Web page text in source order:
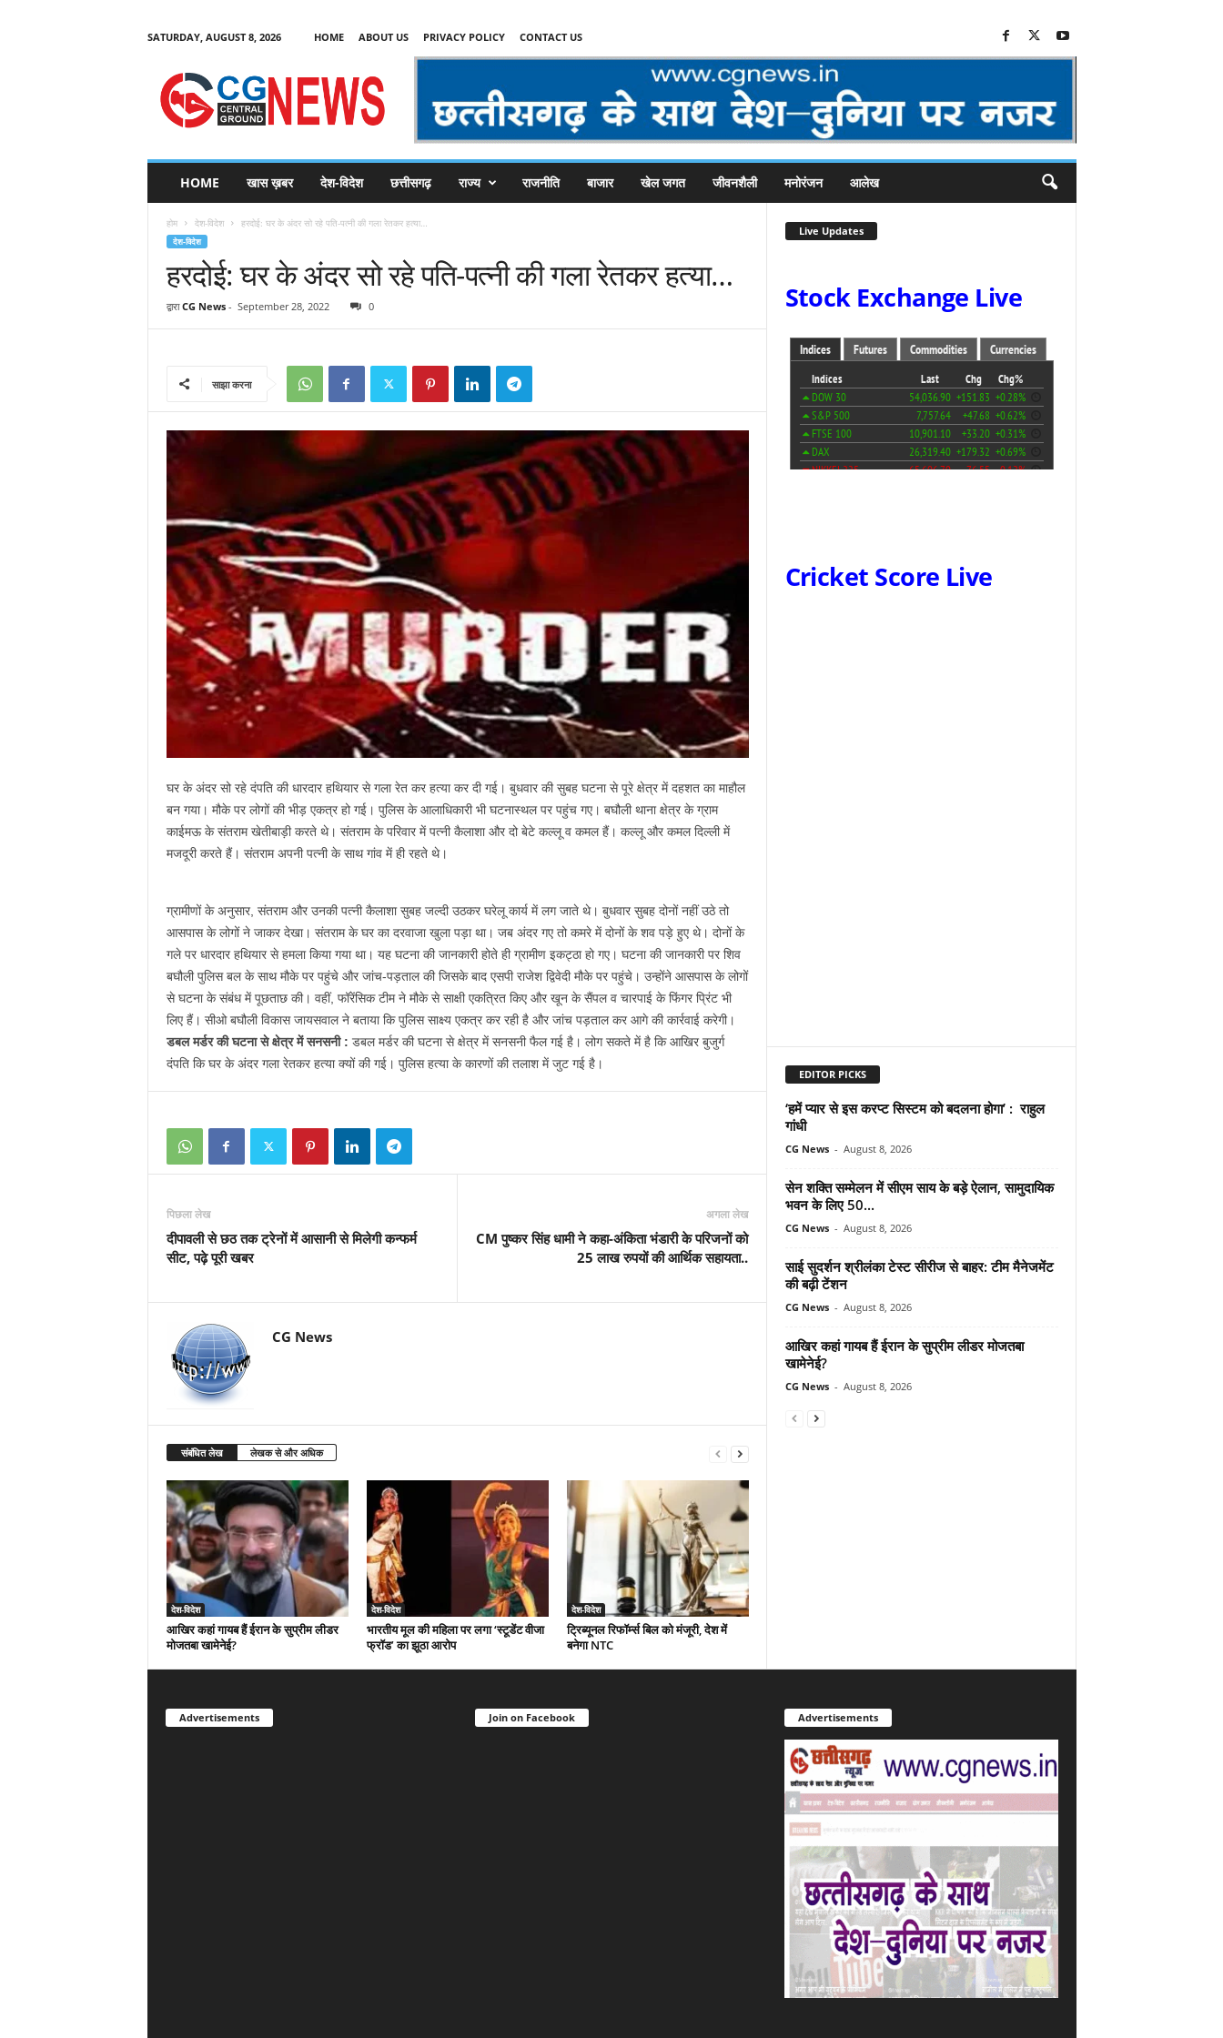
SATURDAY, AUGUST 8, 2026 HOME ABOUT US PRIVACY POLICY CONTACT US
C
HOME खास ख़बर देश-विदेश छत्तीसगढ़ राज्य राजनीति बाजार खेल जगत जीवनशैली मनोरंजन आलेख
होम देश-विदेश हरदोई: घर के अंदर सो रहे पति-पत्नी की गला रेतकर हत्या…
देश-विदेश
हरदोई: घर के अंदर सो रहे पति-पत्नी की गला रेतकर हत्या…
द्वारा CG News- September 28, 2022 0
साझा करना
घर के अंदर सो रहे दंपति की धारदार हथियार से गला रेत कर हत्या कर दी गई। बुधवार की सुबह घटना से पूरे क्षेत्र में दहशत का माहौल
बन गया। मौके पर लोगों की भीड़ एकत्र हो गई। पुलिस के आलाधिकारी भी घटनास्थल पर पहुंच गए। बघौली थाना क्षेत्र के ग्राम
काईमऊ के संतराम खेतीबाड़ी करते थे। संतराम के परिवार में पत्नी कैलाशा और दो बेटे कल्लू व कमल हैं। कल्लू और कमल दिल्ली में
मजदूरी करते हैं। संतराम अपनी पत्नी के साथ गांव में ही रहते थे।
ग्रामीणों के अनुसार, संतराम और उनकी पत्नी कैलाशा सुबह जल्दी उठकर घरेलू कार्य में लग जाते थे। बुधवार सुबह दोनों नहीं उठे तो
आसपास के लोगों ने जाकर देखा। संतराम के घर का दरवाजा खुला पड़ा था। जब अंदर गए तो कमरे में दोनों के शव पड़े हुए थे। दोनों के
गले पर धारदार हथियार से हमला किया गया था। यह घटना की जानकारी होते ही ग्रामीण इकट्ठा हो गए। घटना की जानकारी पर शिव
बघौली पुलिस बल के साथ मौके पर पहुंचे और जांच-पड़ताल की जिसके बाद एसपी राजेश द्विवेदी मौके पर पहुंचे। उन्होंने आसपास के लोगों
से घटना के संबंध में पूछताछ की। वहीं, फॉरेंसिक टीम ने मौके से साक्षी एकत्रित किए और खून के सैंपल व चारपाई के फिंगर प्रिंट भी
लिए हैं। सीओ बघौली विकास जायसवाल ने बताया कि पुलिस साक्ष्य एकत्र कर रही है और जांच पड़ताल कर आगे की कार्रवाई करेगी।
डबल मर्डर की घटना से क्षेत्र में सनसनी : डबल मर्डर की घटना से क्षेत्र में सनसनी फैल गई है। लोग सकते में है कि आखिर बुजुर्ग
दंपति कि घर के अंदर गला रेतकर हत्या क्यों की गई। पुलिस हत्या के कारणों की तलाश में जुट गई है।
पिछला लेख
दीपावली से छठ तक ट्रेनों में आसानी से मिलेगी कन्फर्म
सीट, पढ़े पूरी खबर
अगला लेख
CM पुष्कर सिंह धामी ने कहा-अंकिता भंडारी के परिजनों को
25 लाख रुपयों की आर्थिक सहायता..
CG News
संबंधित लेख लेखक से और अधिक
देश-विदेश
आखिर कहां गायब हैं ईरान के सुप्रीम लीडर
मोजतबा खामेनेई?
देश-विदेश
भारतीय मूल की महिला पर लगा ‘स्टूडेंट वीजा
फ्रॉड’ का झूठा आरोप
देश-विदेश
ट्रिब्यूनल रिफॉर्म्स बिल को मंजूरी, देश में
बनेगा NTC
Live Updates
Stock Exchange Live
Cricket Score Live
EDITOR PICKS
‘हमें प्यार से इस करप्ट सिस्टम को बदलना होगा’ : राहुल
गांधी
CG News - August 8, 2026
सेन शक्ति सम्मेलन में सीएम साय के बड़े ऐलान, सामुदायिक
भवन के लिए 50...
CG News - August 8, 2026
साई सुदर्शन श्रीलंका टेस्ट सीरीज से बाहर: टीम मैनेजमेंट
की बढ़ी टेंशन
CG News - August 8, 2026
आखिर कहां गायब हैं ईरान के सुप्रीम लीडर मोजतबा
खामेनेई?
CG News - August 8, 2026
Advertisements Join on Facebook Advertisements